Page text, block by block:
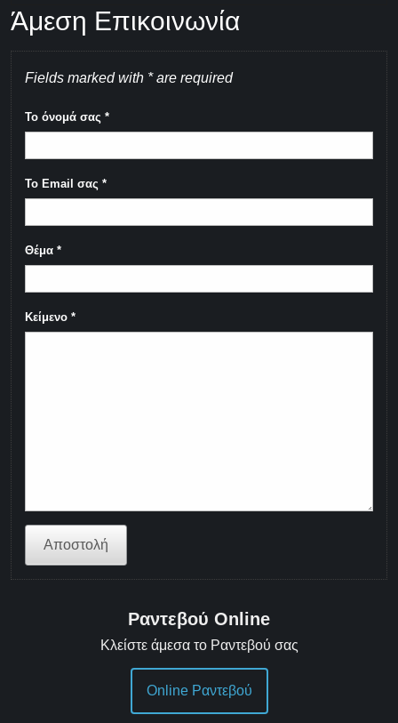
Άμεση Επικοινωνία
Fields marked with * are required
Το όνομά σας *
Το Email σας *
Θέμα *
Κείμενο *
Αποστολή
Ραντεβού Online
Κλείστε άμεσα το Ραντεβού σας
Online Ραντεβού